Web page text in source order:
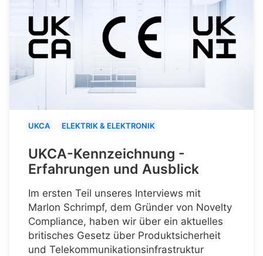
UKCA ELEKTRIK & ELEKTRONIK
UKCA-Kennzeichnung -
Erfahrungen und Ausblick
Im ersten Teil unseres Interviews mit
Marlon Schrimpf, dem Gründer von Novelty
Compliance, haben wir über ein aktuelles
britisches Gesetz über Produktsicherheit
und Telekommunikationsinfrastruktur